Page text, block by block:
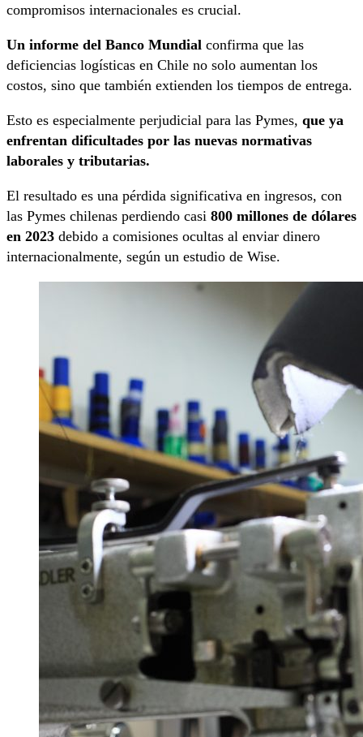
compromisos internacionales es crucial.
Un informe del Banco Mundial confirma que las
deficiencias logísticas en Chile no solo aumentan los
costos, sino que también extienden los tiempos de entrega.
Esto es especialmente perjudicial para las Pymes, que ya
enfrentan dificultades por las nuevas normativas
laborales y tributarias.
El resultado es una pérdida significativa en ingresos, con
las Pymes chilenas perdiendo casi 800 millones de dólares
en 2023 debido a comisiones ocultas al enviar dinero
internacionalmente, según un estudio de Wise.